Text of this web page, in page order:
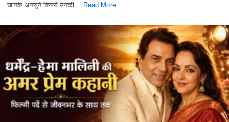
खानके अनसुने किस्से उनकी… Read More